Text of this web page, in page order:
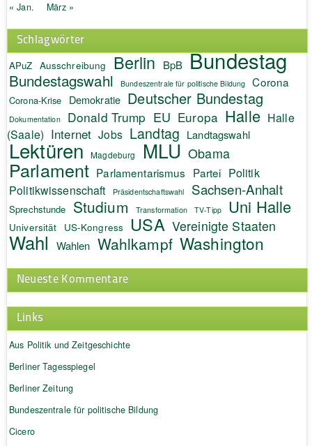
« Jan. März »
Schlagwörter
APuZ Ausschreibung Berlin BpB Bundestag
Bundestagswahl Bundeszentrale für politische Bildung Corona
Corona-Krise Demokratie Deutscher Bundestag
Dokumentation Donald Trump EU Europa Halle Halle
(Saale) Internet Jobs Landtag Landtagswahl
Lektüren Magdeburg MLU Obama
Parlament Parlamentarismus Partei Politik
Politikwissenschaft Präsidentschaftswahl Sachsen-Anhalt
Sprechstunde Studium Transformation TV-Tipp Uni Halle
Universität US-Kongress USA Vereinigte Staaten
Wahl Wahlen Wahlkampf Washington
Neueste Kommentare
Links
Aus Politik und Zeitgeschichte
Berliner Tagesspiegel
Berliner Zeitung
Bundeszentrale für politische Bildung
Cicero